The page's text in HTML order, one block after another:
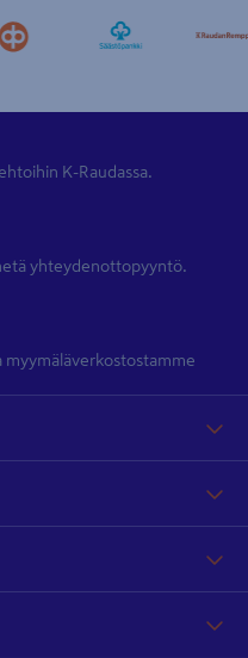
K-Raudassa.
yhteydenottopyyntö.
myymäläverkostostamme